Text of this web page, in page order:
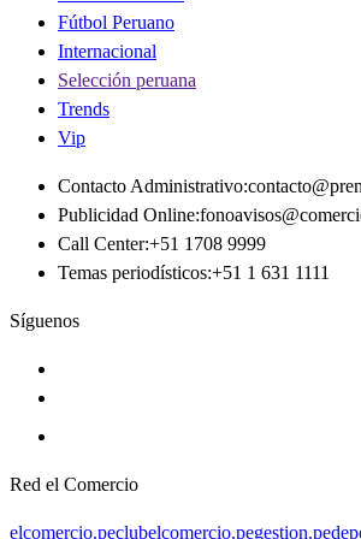
Fútbol Peruano
Internacional
Selección peruana
Trends
Vip
Contacto Administrativo:
Publicidad Online:
Call Center:+51 1708 9999
Temas periodísticos:+51 1 631 1111
Síguenos
Red el Comercio
elcomercio.peclubelcomercio.pegestion.pe